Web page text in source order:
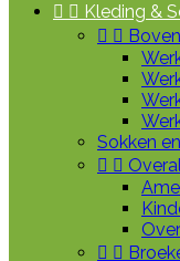
  Kleding &
 
Sokken
 
 